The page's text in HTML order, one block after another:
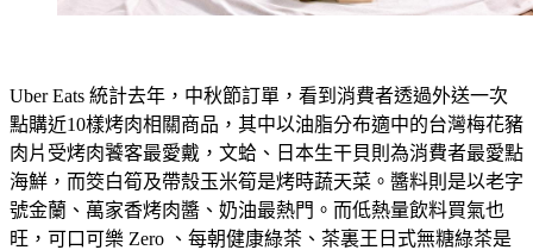
Uber Eats 統計去年，中秋節訂單，看到消費者透過外送一次
點購近10樣烤肉相關商品，其中以油脂分布適中的台灣梅花豬
肉片受烤肉饕客最愛戴，文蛤、日本生干貝則為消費者最愛點
海鮮，而筊白筍及帶殼玉米筍是烤時蔬天菜。醬料則是以老字
號金蘭、萬家香烤肉醬、奶油最熱門。而低熱量飲料買氣也
旺，可口可樂 Zero 、每朝健康綠茶、茶裏王日式無糖綠茶是